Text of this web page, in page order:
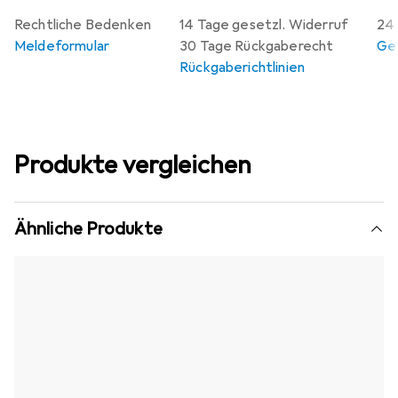
14 Tage gesetzl. Widerruf
30 Tage Rückgaberecht
Rückgaberichtlinien
24
Rechtliche Bedenken
Meldeformular
Produkte vergleichen
Ähnliche Produkte